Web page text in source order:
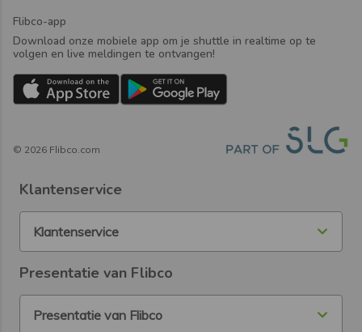
Flibco-app
Download onze mobiele app om je shuttle in realtime op te
volgen en live meldingen te ontvangen!
© 2026 Flibco.com
Klantenservice
Klantenservice
Presentatie van Flibco
Presentatie van Flibco